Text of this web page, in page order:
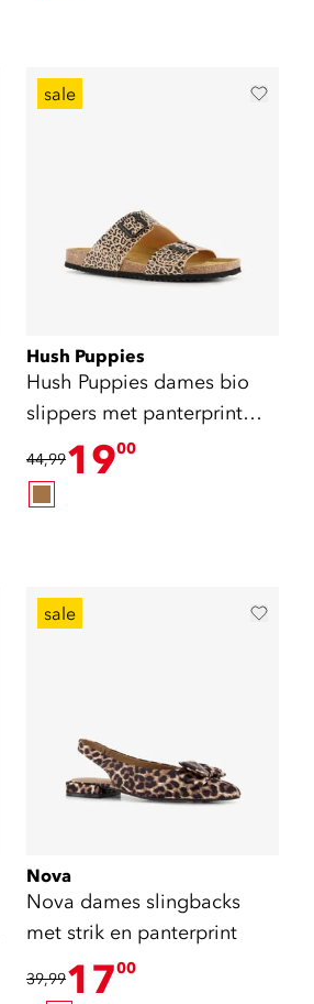
sale
Hush Puppies
Hush Puppies dames bio
slippers met panterprint
bruin
44,991900
sale
Nova
Nova dames slingbacks
met strik en panterprint
39,991700